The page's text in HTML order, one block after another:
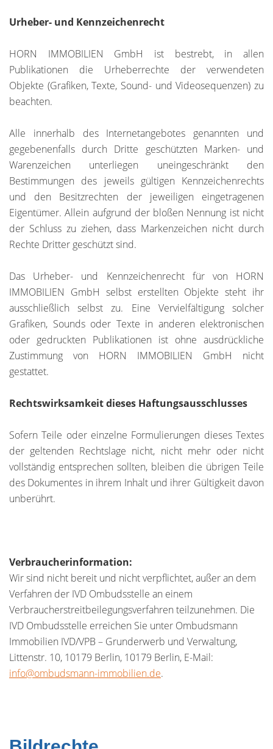
Urheber- und Kennzeichenrecht
HORN IMMOBILIEN GmbH ist bestrebt, in allen
Publikationen die Urheberrechte der verwendeten
Objekte (Grafiken, Texte, Sound- und Videosequenzen) zu
beachten.
Alle innerhalb des Internetangebotes genannten und
gegebenenfalls durch Dritte geschützten Marken- und
Warenzeichen unterliegen uneingeschränkt den
Bestimmungen des jeweils gültigen Kennzeichenrechts
und den Besitzrechten der jeweiligen eingetragenen
Eigentümer. Allein aufgrund der bloßen Nennung ist nicht
der Schluss zu ziehen, dass Markenzeichen nicht durch
Rechte Dritter geschützt sind.
Das Urheber- und Kennzeichenrecht für von HORN
IMMOBILIEN GmbH selbst erstellten Objekte steht ihr
ausschließlich selbst zu. Eine Vervielfältigung solcher
Grafiken, Sounds oder Texte in anderen elektronischen
oder gedruckten Publikationen ist ohne ausdrückliche
Zustimmung von HORN IMMOBILIEN GmbH nicht
gestattet.
Rechtswirksamkeit dieses Haftungsausschlusses
Sofern Teile oder einzelne Formulierungen dieses Textes
der geltenden Rechtslage nicht, nicht mehr oder nicht
vollständig entsprechen sollten, bleiben die übrigen Teile
des Dokumentes in ihrem Inhalt und ihrer Gültigkeit davon
unberührt.
Verbraucherinformation:
Wir sind nicht bereit und nicht verpflichtet, außer an dem
Verfahren der IVD Ombudsstelle an einem
Verbraucherstreitbeilegungsverfahren teilzunehmen. Die
IVD Ombudsstelle erreichen Sie unter Ombudsmann
Immobilien IVD/VPB – Grunderwerb und Verwaltung,
Littenstr. 10, 10179 Berlin, 10179 Berlin, E-Mail:
info@ombudsmann-immobilien.de.